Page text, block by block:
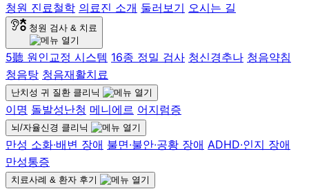
청원 진료철학 의료진 소개 둘러보기 오시는 길
청원 검사 & 치료
5聽 원인교정 시스템 16종 정밀 검사 청신경추나 청음약침
청음탕 청음재활치료
난치성 귀 질환 클리닉
이명 돌발성난청 메니에르 어지럼증
뇌/자율신경 클리닉
만성 소화∙배변 장애 불면∙불안∙공황 장애 ADHD∙인지 장애
만성통증
치료사례 & 환자 후기